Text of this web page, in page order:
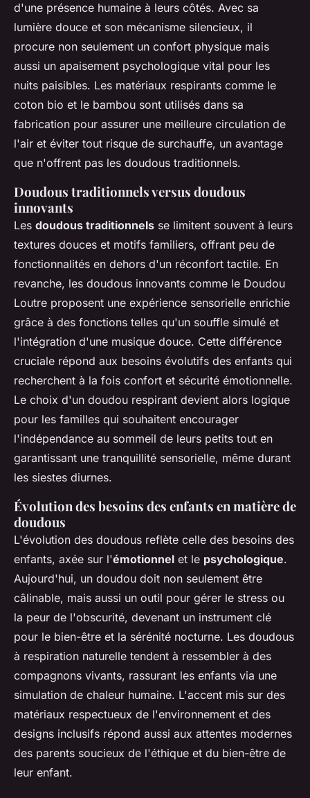
d'une présence humaine à leurs côtés. Avec sa
lumière douce et son mécanisme silencieux, il
procure non seulement un confort physique mais
aussi un apaisement psychologique vital pour les
nuits paisibles. Les matériaux respirants comme le
coton bio et le bambou sont utilisés dans sa
fabrication pour assurer une meilleure circulation de
l'air et éviter tout risque de surchauffe, un avantage
que n'offrent pas les doudous traditionnels.
Doudous traditionnels versus doudous
innovants
Les doudous traditionnels se limitent souvent à leurs
textures douces et motifs familiers, offrant peu de
fonctionnalités en dehors d'un réconfort tactile. En
revanche, les doudous innovants comme le Doudou
Loutre proposent une expérience sensorielle enrichie
grâce à des fonctions telles qu'un souffle simulé et
l'intégration d'une musique douce. Cette différence
cruciale répond aux besoins évolutifs des enfants qui
recherchent à la fois confort et sécurité émotionnelle.
Le choix d'un doudou respirant devient alors logique
pour les familles qui souhaitent encourager
l'indépendance au sommeil de leurs petits tout en
garantissant une tranquillité sensorielle, même durant
les siestes diurnes.
Évolution des besoins des enfants en matière de
doudous
L'évolution des doudous reflète celle des besoins des
enfants, axée sur l'émotionnel et le psychologique.
Aujourd'hui, un doudou doit non seulement être
câlinable, mais aussi un outil pour gérer le stress ou
la peur de l'obscurité, devenant un instrument clé
pour le bien-être et la sérénité nocturne. Les doudous
à respiration naturelle tendent à ressembler à des
compagnons vivants, rassurant les enfants via une
simulation de chaleur humaine. L'accent mis sur des
matériaux respectueux de l'environnement et des
designs inclusifs répond aussi aux attentes modernes
des parents soucieux de l'éthique et du bien-être de
leur enfant.